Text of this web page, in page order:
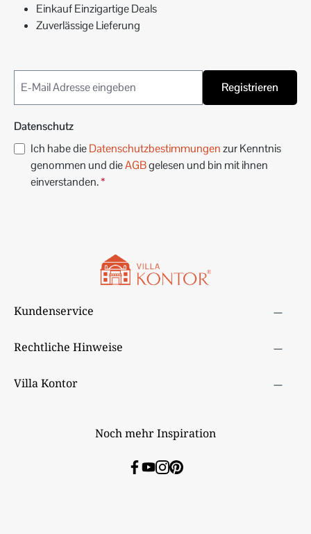
Einkauf Einzigartige Deals
Zuverlässige Lieferung
Registrieren
Datenschutz
Ich habe dieDatenschutzbestimmungenzur Kenntnis
genommen und dieAGBgelesen und bin mit ihnen
einverstanden.*
Kundenservice
Rechtliche Hinweise
Villa Kontor
Noch mehr Inspiration